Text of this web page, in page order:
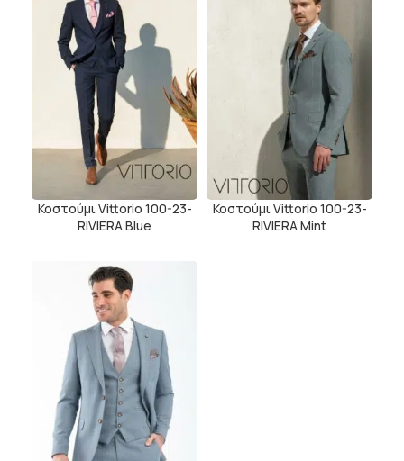
Κοστούμι Vittorio 100-23-
RIVIERA Blue
Κοστούμι Vittorio 100-23-
RIVIERA Mint